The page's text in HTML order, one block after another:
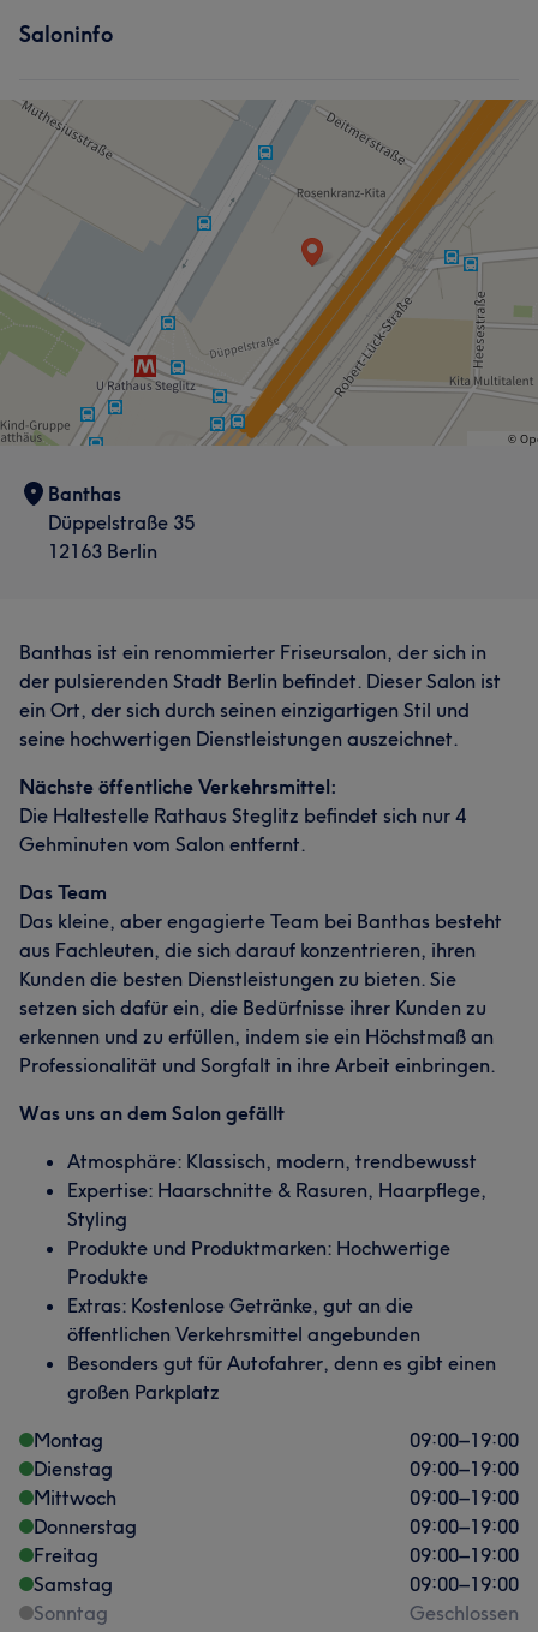
Saloninfo
Banthas
Düppelstraße 35
12163 Berlin
Banthas ist ein renommierter Friseursalon, der sich in
der pulsierenden Stadt Berlin befindet. Dieser Salon ist
ein Ort, der sich durch seinen einzigartigen Stil und
seine hochwertigen Dienstleistungen auszeichnet.
Nächste öffentliche Verkehrsmittel:
Die Haltestelle Rathaus Steglitz befindet sich nur 4
Gehminuten vom Salon entfernt.
Das Team
Das kleine, aber engagierte Team bei Banthas besteht
aus Fachleuten, die sich darauf konzentrieren, ihren
Kunden die besten Dienstleistungen zu bieten. Sie
setzen sich dafür ein, die Bedürfnisse ihrer Kunden zu
erkennen und zu erfüllen, indem sie ein Höchstmaß an
Professionalität und Sorgfalt in ihre Arbeit einbringen.
Was uns an dem Salon gefällt
Atmosphäre: Klassisch, modern, trendbewusst
Expertise: Haarschnitte & Rasuren, Haarpflege,
Styling
Produkte und Produktmarken: Hochwertige
Produkte
Extras: Kostenlose Getränke, gut an die
öffentlichen Verkehrsmittel angebunden
Besonders gut für Autofahrer, denn es gibt einen
großen Parkplatz
Montag
09:00–19:00
Dienstag
09:00–19:00
Mittwoch
09:00–19:00
Donnerstag
09:00–19:00
Freitag
09:00–19:00
Samstag
09:00–19:00
Sonntag
Geschlossen